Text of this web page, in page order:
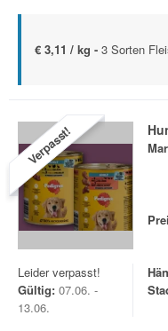
€ 3,11 / kg - 3 Sorten
Verpasst!
Leider verpasst!
Gültig: 07.06. -
13.06.